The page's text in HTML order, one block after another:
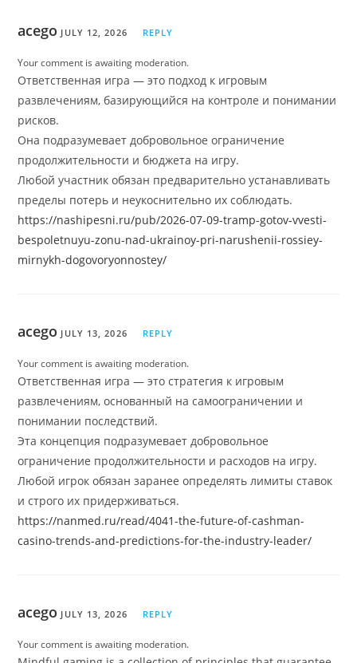
acego JULY 12, 2026 REPLY
Your comment is awaiting moderation.
Ответственная игра — это подход к игровым
развлечениям, базирующийся на контроле и понимании
рисков.
Она подразумевает добровольное ограничение
продолжительности и бюджета на игру.
Любой участник обязан предварительно устанавливать
пределы потерь и неукоснительно их соблюдать.
https://nashipesni.ru/pub/2026-07-09-tramp-gotov-vvesti-
bespoletnuyu-zonu-nad-ukrainoy-pri-narushenii-rossiey-
mirnykh-dogovoryonnostey/
acego JULY 13, 2026 REPLY
Your comment is awaiting moderation.
Ответственная игра — это стратегия к игровым
развлечениям, основанный на самоограничении и
понимании последствий.
Эта концепция подразумевает добровольное
ограничение продолжительности и расходов на игру.
Любой игрок обязан заранее определять лимиты ставок
и строго их придерживаться.
https://nanmed.ru/read/4041-the-future-of-cashman-
casino-trends-and-predictions-for-the-industry-leader/
acego JULY 13, 2026 REPLY
Your comment is awaiting moderation.